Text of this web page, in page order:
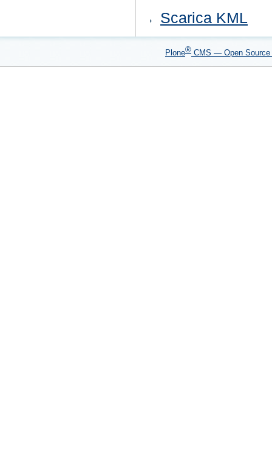
sul
documento
Scarica KML
Plone® CMS — Open Source